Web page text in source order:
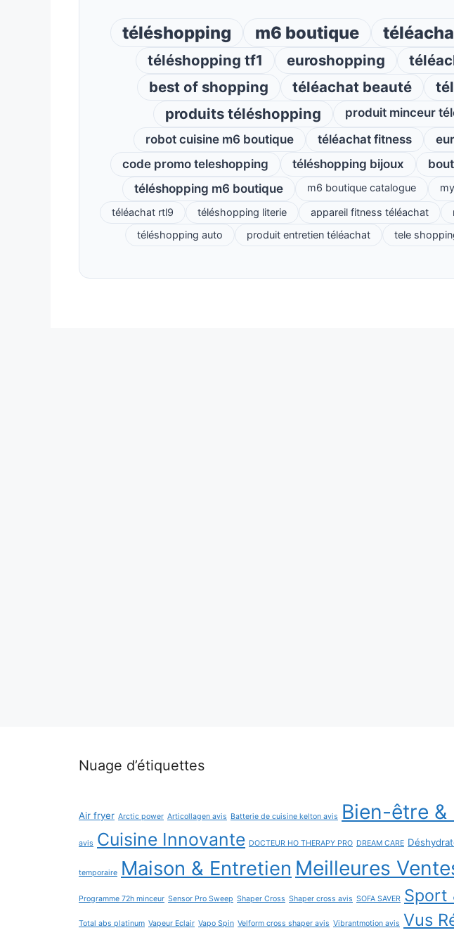
téléshopping m6 boutique
téléshopping tf1 euroshopping
best of shopping
téléachat beauté
produits téléshopping
produit minceur
robot cuisine m6 boutique
téléachat fitness
code promo teleshopping
téléshopping bijoux
téléshopping m6 boutique
m6 boutique catalogue
téléachat rtl9 téléshopping literie appareil fitness téléachat
téléshopping auto
produit entretien téléachat tele
Nuage d’étiquettes
Air fryer Arctic power Articollagen avis Batterie de cuisine kelton avis Bien-être &
avis Cuisine Innovante DOCTEUR HO THERAPY PRO DREAM CARE
temporaire Maison & Entretien Meilleures
Programme 72h minceur Sensor Pro Sweep Shaper Cross Shaper cross avis SOFA SAVER Sport
Total abs platinum Vapeur Eclair Vapo Spin Velform cross shaper avis Vibrantmotion avis Vus